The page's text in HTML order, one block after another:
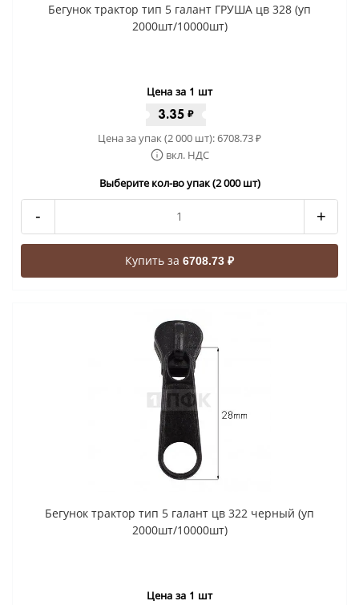
Бегунок трактор тип 5 галант ГРУША цв 328 (уп
2000шт/10000шт)
Цена за 1 шт
3.35 ₽
Цена за упак (2 000 шт):6708.73₽
вкл. НДС
Выберите кол-во упак (2 000 шт)
- +
Купить за 6708.73 ₽
Бегунок трактор тип 5 галант цв 322 черный (уп
2000шт/10000шт)
Цена за 1 шт